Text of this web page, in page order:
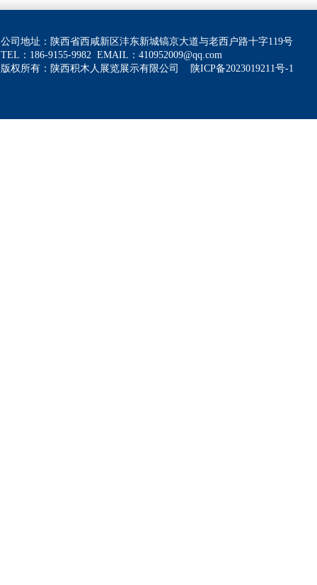
公司地址：陕西省西咸新区沣东新城镐京大道与老西户路十字119号
TEL：186-9155-9982 EMAIL： 410952009@qq.com
版权所有：陕西积木人展览展示有限公司
陕ICP备2023019211号-1